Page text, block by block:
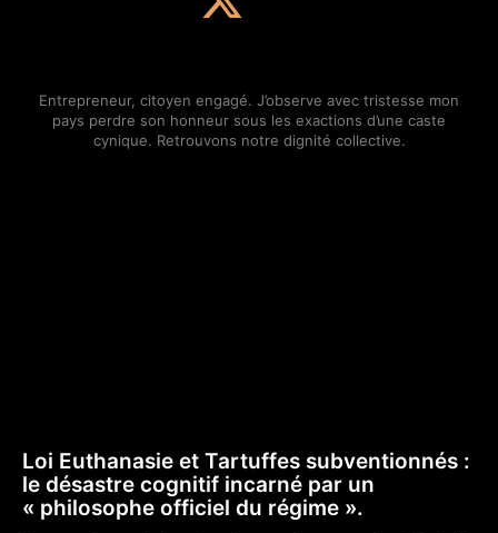
Entrepreneur, citoyen engagé. J’observe avec tristesse mon
pays perdre son honneur sous les exactions d’une caste
cynique. Retrouvons notre dignité collective.
Loi Euthanasie et Tartuffes subventionnés :
le désastre cognitif incarné par un
« philosophe officiel du régime ».